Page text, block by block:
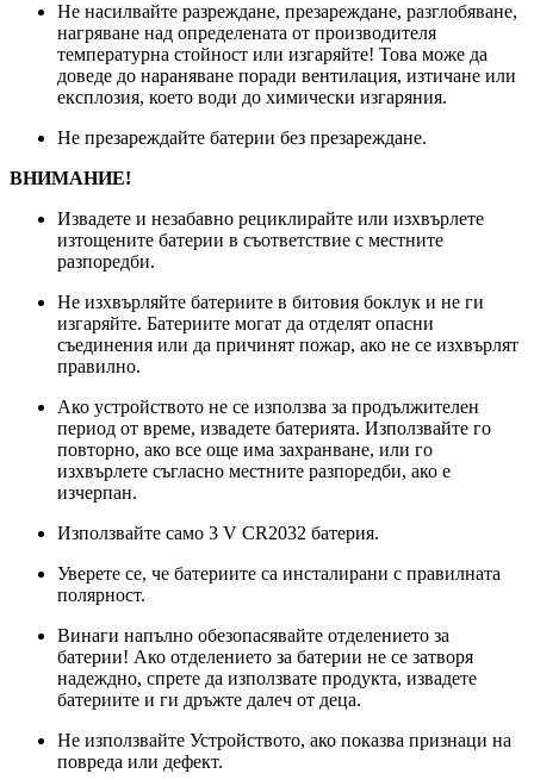
Не насилвайте разреждане, презареждане, разглобяване,
нагряване над определената от производителя
температурна стойност или изгаряйте! Това може да
доведе до нараняване поради вентилация, изтичане или
експлозия, което води до химически изгаряния.
Не презареждайте батерии без презареждане.
ВНИМАНИЕ!
Извадете и незабавно рециклирайте или изхвърлете
изтощените батерии в съответствие с местните
разпоредби.
Не изхвърляйте батериите в битовия боклук и не ги
изгаряйте. Батериите могат да отделят опасни
съединения или да причинят пожар, ако не се изхвърлят
правилно.
Ако устройството не се използва за продължителен
период от време, извадете батерията. Използвайте го
повторно, ако все още има захранване, или го
изхвърлете съгласно местните разпоредби, ако е
изчерпан.
Използвайте само 3 V CR2032 батерия.
Уверете се, че батериите са инсталирани с правилната
полярност.
Винаги напълно обезопасявайте отделението за
батерии! Ако отделението за батерии не се затворя
надеждно, спрете да използвате продукта, извадете
батериите и ги дръжте далеч от деца.
Не използвайте Устройството, ако показва признаци на
повреда или дефект.